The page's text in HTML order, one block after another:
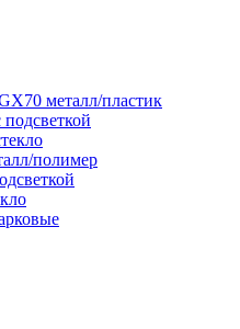
металл/пластик
полимер